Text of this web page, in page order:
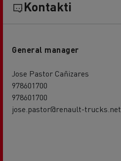
Kontakti
General manager
Jose Pastor Cañizares
978601700
978601700
jose.pastor@renault-trucks.net